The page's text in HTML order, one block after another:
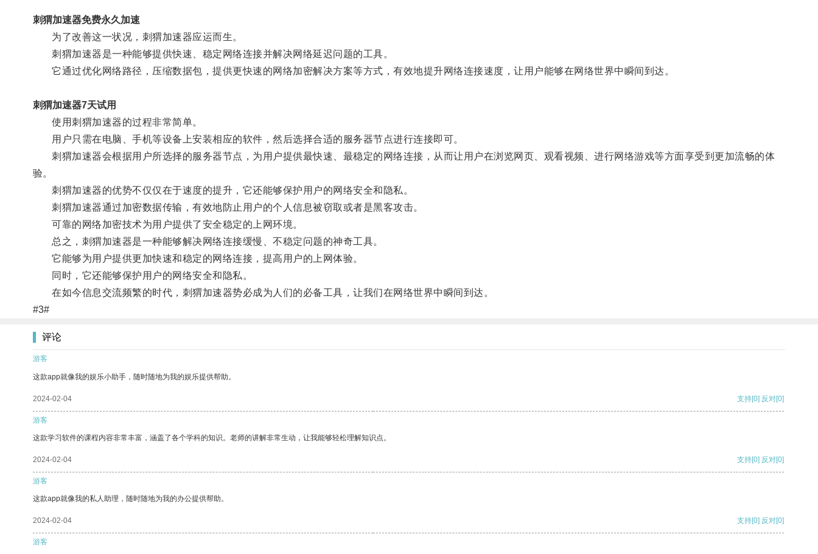
刺猬加速器免费永久加速
为了改善这一状况，刺猬加速器应运而生。
刺猬加速器是一种能够提供快速、稳定网络连接并解决网络延迟问题的工具。
它通过优化网络路径，压缩数据包，提供更快速的网络加密解决方案等方式，有效地提升网络连接速度，让用户能够在网络世界中瞬间到达。
刺猬加速器7天试用
使用刺猬加速器的过程非常简单。
用户只需在电脑、手机等设备上安装相应的软件，然后选择合适的服务器节点进行连接即可。
刺猬加速器会根据用户所选择的服务器节点，为用户提供最快速、最稳定的网络连接，从而让用户在浏览网页、观看视频、进行网络游戏等方面享受到更加流畅的体
验。
刺猬加速器的优势不仅仅在于速度的提升，它还能够保护用户的网络安全和隐私。
刺猬加速器通过加密数据传输，有效地防止用户的个人信息被窃取或者是黑客攻击。
可靠的网络加密技术为用户提供了安全稳定的上网环境。
总之，刺猬加速器是一种能够解决网络连接缓慢、不稳定问题的神奇工具。
它能够为用户提供更加快速和稳定的网络连接，提高用户的上网体验。
同时，它还能够保护用户的网络安全和隐私。
在如今信息交流频繁的时代，刺猬加速器势必成为人们的必备工具，让我们在网络世界中瞬间到达。
#3#
评论
游客
这款app就像我的娱乐小助手，随时随地为我的娱乐提供帮助。
2024-02-04 支持[0] 反对[0]
游客
这款学习软件的课程内容非常丰富，涵盖了各个学科的知识。老师的讲解非常生动，让我能够轻松理解知识点。
2024-02-04 支持[0] 反对[0]
游客
这款app就像我的私人助理，随时随地为我的办公提供帮助。
2024-02-04 支持[0] 反对[0]
游客